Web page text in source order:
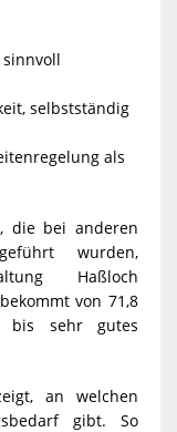
selbstständig
als
die bei anderen
wurden,
Haßloch
von 71,8
bis sehr gutes
an welchen
gibt. So